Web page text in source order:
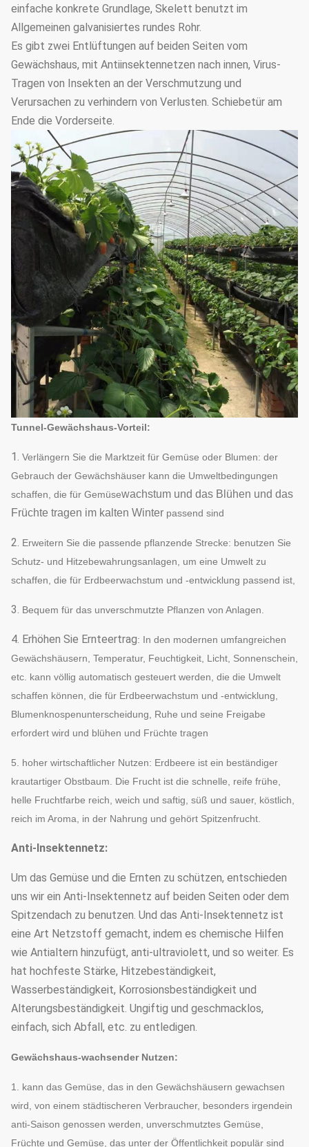
einfache konkrete Grundlage, Skelett benutzt im
Allgemeinen galvanisiertes rundes Rohr.
Es gibt zwei Entlüftungen auf beiden Seiten vom
Gewächshaus, mit Antiinsektennetzen nach innen, Virus-
Tragen von Insekten an der Verschmutzung und
Verursachen zu verhindern von Verlusten. Schiebetür am
Ende die Vorderseite.
Tunnel-Gewächshaus-Vorteil:
1. Verlängern Sie die Marktzeit für Gemüse oder Blumen: der
Gebrauch der Gewächshäuser kann die Umweltbedingungen
schaffen, die für Gemüsewachstum und das Blühen und das
Früchte tragen im kalten Winter passend sind
2. Erweitern Sie die passende pflanzende Strecke: benutzen Sie
Schutz- und Hitzebewahrungsanlagen, um eine Umwelt zu
schaffen, die für Erdbeerwachstum und -entwicklung passend ist,
3. Bequem für das unverschmutzte Pflanzen von Anlagen.
4. Erhöhen Sie Ernteertrag: In den modernen umfangreichen
Gewächshäusern, Temperatur, Feuchtigkeit, Licht, Sonnenschein,
etc. kann völlig automatisch gesteuert werden, die die Umwelt
schaffen können, die für Erdbeerwachstum und -entwicklung,
Blumenknospenunterscheidung, Ruhe und seine Freigabe
erfordert wird und blühen und Früchte tragen
5. hoher wirtschaftlicher Nutzen: Erdbeere ist ein beständiger
krautartiger Obstbaum. Die Frucht ist die schnelle, reife frühe,
helle Fruchtfarbe reich, weich und saftig, süß und sauer, köstlich,
reich im Aroma, in der Nahrung und gehört Spitzenfrucht.
Anti-Insektennetz:
Um das Gemüse und die Ernten zu schützen, entschieden
uns wir ein Anti-Insektennetz auf beiden Seiten oder dem
Spitzendach zu benutzen. Und das Anti-Insektennetz ist
eine Art Netzstoff gemacht, indem es chemische Hilfen
wie Antialtern hinzufügt, anti-ultraviolett, und so weiter. Es
hat hochfeste Stärke, Hitzebeständigkeit,
Wasserbeständigkeit, Korrosionsbeständigkeit und
Alterungsbeständigkeit. Ungiftig und geschmacklos,
einfach, sich Abfall, etc. zu entledigen.
Gewächshaus-wachsender Nutzen:
1. kann das Gemüse, das in den Gewächshäusern gewachsen
wird, von einem städtischeren Verbraucher, besonders irgendein
anti-Saison genossen werden, unverschmutztes Gemüse,
Früchte und Gemüse, das unter der Öffentlichkeit populär sind